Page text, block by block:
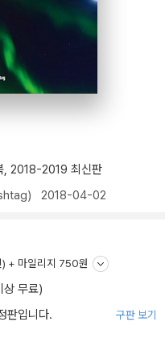
, 2018-2019 최신판
2018-04-02
) + 마일리지 750원
상 무료)
판입니다. 구판 보기